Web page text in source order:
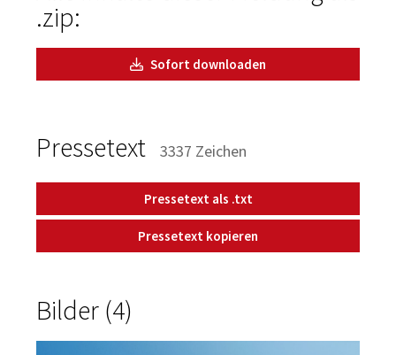
.zip:
Sofort downloaden
Pressetext 3337 Zeichen
Pressetext als .txt
Pressetext kopieren
Bilder (4)